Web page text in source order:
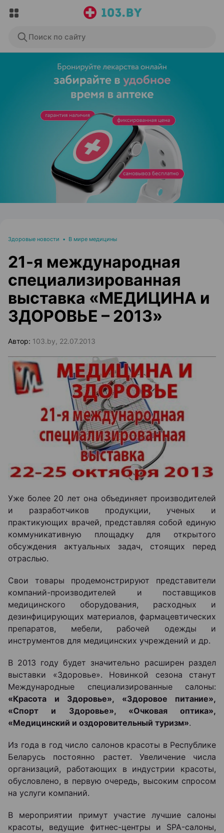
Поиск по сайту
ЭФФЕКТИВНАЯ РЕКЛАМА НА САЙТЕ
Здоровые новости • В мире медицины
21-я международная
специализированная
выставка «МЕДИЦИНА и
ЗДОРОВЬЕ – 2013»
Автор: 103.by, 22.07.2013
Уже более 20 лет она объединяет производителей
и разработчиков продукции, ученых и
практикующих врачей, представляя собой единую
коммуникативную площадку для открытого
обсуждения актуальных задач, стоящих перед
отраслью.
Свои товары продемонстрируют представители
компаний-производителей и поставщиков
медицинского оборудования, расходных и
дезинфицирующих материалов, фармацевтических
препаратов, мебели, рабочей одежды и
инструментов для медицинских учреждений и др.
В 2013 году будет значительно расширен раздел
выставки «Здоровье». Новинкой сезона станут
Международные специализированные салоны:
«Красота и Здоровье», «Здоровое питание»,
«Спорт и Здоровье», «Очковая оптика»,
«Медицинский и оздоровительный туризм».
Из года в год число салонов красоты в Республике
Беларусь постоянно растет. Увеличение числа
организаций, работающих в индустрии красоты,
обусловлено, в первую очередь, высоким спросом
на услуги компаний.
В мероприятии примут участие лучшие салоны
красоты, ведущие фитнес-центры и SPA-салоны,